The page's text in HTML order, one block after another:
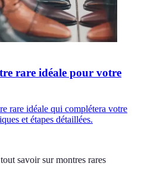
rare idéale pour votre
rare idéale qui complétera votre
et étapes détaillées.
savoir sur montres rares